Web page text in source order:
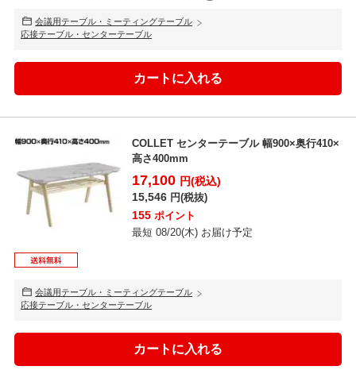
会議用テーブル・ミーティングテーブル
応接テーブル・センターテーブル
COLLET センターテーブル 幅900×奥行410×
高さ400mm
17,100 円(税込)
15,546 円(税抜)
155 ポイント
最短 08/20(木) お届け予定
会議用テーブル・ミーティングテーブル
応接テーブル・センターテーブル